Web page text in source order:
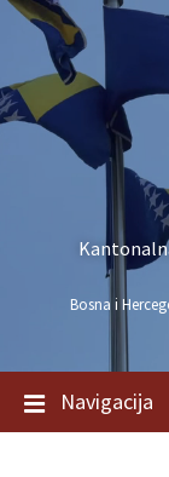
Bosna i
Navigacija